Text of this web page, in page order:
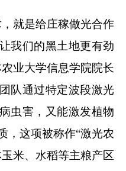
就是给庄稼做光合作
我们的黑土地更有劲
业大学信息学院院长
队通过特定波段激光
虫害，又能激发植物
，这项被称作“激光农
米、水稻等主粮产区